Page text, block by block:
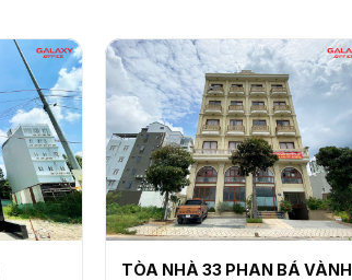
TÒA NHÀ 33 PHAN BÁ VÀNH